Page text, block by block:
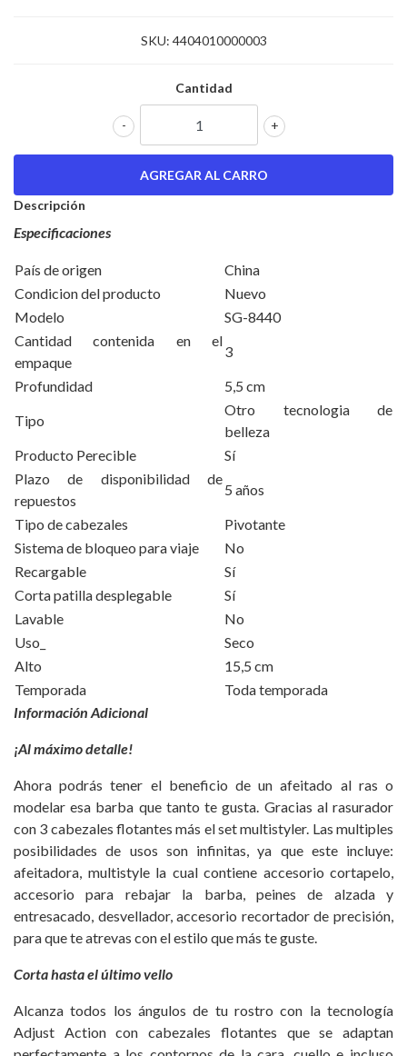
SKU: 4404010000003
Cantidad
+
-
Descripción
Especificaciones
País de origen
China
Condicion del producto
Nuevo
Modelo
SG-8440
Cantidad contenida en el
empaque
3
Profundidad
5,5 cm
Tipo
Otro tecnologia de
belleza
Producto Perecible
Sí
Plazo de disponibilidad de
repuestos
5 años
Tipo de cabezales
Pivotante
Sistema de bloqueo para viaje
No
Recargable
Sí
Corta patilla desplegable
Sí
Lavable
No
Uso_
Seco
Alto
15,5 cm
Temporada
Toda temporada
Información Adicional
¡Al máximo detalle!
Ahora podrás tener el beneficio de un afeitado al ras o
modelar esa barba que tanto te gusta. Gracias al rasurador
con 3 cabezales flotantes más el set multistyler. Las multiples
posibilidades de usos son infinitas, ya que este incluye:
afeitadora, multistyle la cual contiene accesorio cortapelo,
accesorio para rebajar la barba, peines de alzada y
entresacado, desvellador, accesorio recortador de precisión,
para que te atrevas con el estilo que más te guste.
Corta hasta el último vello
Alcanza todos los ángulos de tu rostro con la tecnología
Adjust Action con cabezales flotantes que se adaptan